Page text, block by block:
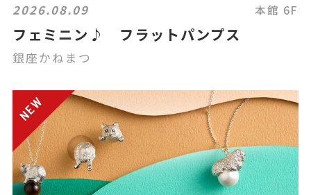
2026.08.09 本館 6F
フェミニン♪ フラットパンプス
銀座かねまつ